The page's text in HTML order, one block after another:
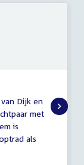
Dijk en
met
is
als